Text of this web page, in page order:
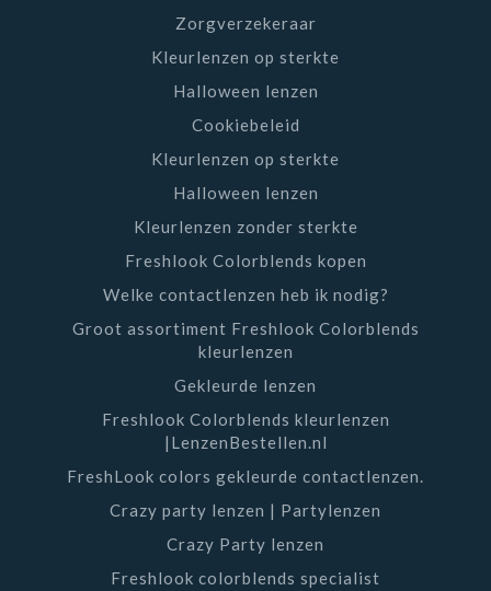
Zorgverzekeraar
Kleurlenzen op sterkte
Halloween lenzen
Cookiebeleid
Kleurlenzen op sterkte
Halloween lenzen
Kleurlenzen zonder sterkte
Freshlook Colorblends kopen
Welke contactlenzen heb ik nodig?
Groot assortiment Freshlook Colorblends
kleurlenzen
Gekleurde lenzen
Freshlook Colorblends kleurlenzen
|LenzenBestellen.nl
FreshLook colors gekleurde contactlenzen.
Crazy party lenzen | Partylenzen
Crazy Party lenzen
Freshlook colorblends specialist